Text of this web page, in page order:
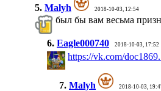
5. Malyh 2018-10-03, 12:54
был бы вам весьма
6. Eagle000740 2018-10-03, 17:52
https://vk.com/
7. Malyh 2018-10-03,